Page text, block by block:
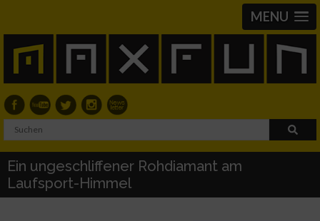
MENU
Ein ungeschliffener Rohdiamant am
Laufsport-Himmel